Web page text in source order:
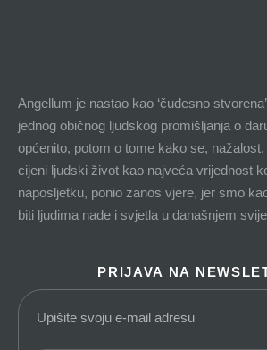
Angellum je nastao kao ‘čudesno
jednog običnog ljudskog promišljanja o
općenito, potom o tome kako se,
cijeni ljudski život kao najveća vrijednost
naposljetku, ponio zanos vjere, jer smo
biti ljudima nade i svjetla u današnjem
PRIJAVA NA